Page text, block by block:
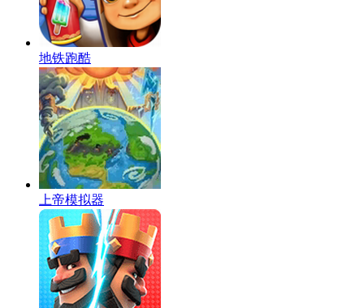
地铁跑酷
上帝模拟器